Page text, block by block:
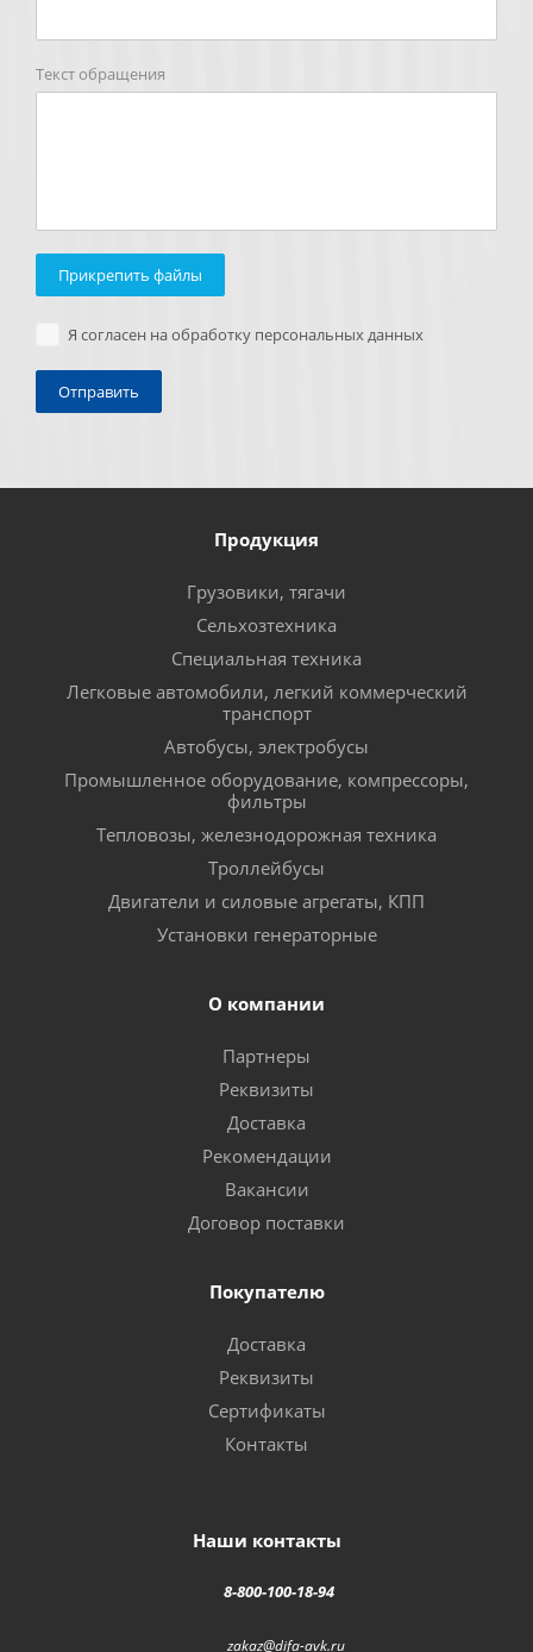
Текст обращения
Прикрепить файлы
Я согласен на обработку персональных данных
Продукция
Грузовики, тягачи
Сельхозтехника
Специальная техника
Легковые автомобили, легкий коммерческий
транспорт
Автобусы, электробусы
Промышленное оборудование, компрессоры,
фильтры
Тепловозы, железнодорожная техника
Троллейбусы
Двигатели и силовые агрегаты, КПП
Установки генераторные
О компании
Партнеры
Реквизиты
Доставка
Рекомендации
Вакансии
Договор поставки
Покупателю
Доставка
Реквизиты
Сертификаты
Контакты
Наши контакты
8-800-100-18-94
zakaz@difa-avk.ru